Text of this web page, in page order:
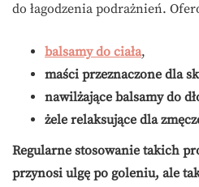
do łagodzenia podrażnień.
balsamy do ciała,
maści przeznaczone dla
nawilżające balsamy do
żele relaksujące dla
Regularne stosowanie takich
przynosi ulgę po goleniu, ale